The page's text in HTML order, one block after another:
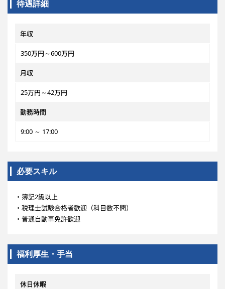
待遇詳細
年収
350万円～600万円
月収
25万円～42万円
勤務時間
9:00 ～ 17:00
必要スキル
・簿記2級以上
・税理士試験合格者歓迎（科目数不問）
・普通自動車免許歓迎
福利厚生・手当
休日休暇